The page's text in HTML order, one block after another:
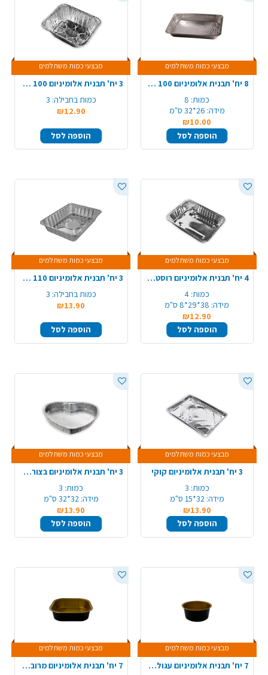
מבצעי כמות משתלמים
8 יח' תבנית אלומיניום 100 קשיח חוץ
כמות: 8
מידה: 26*32 ס"מ
₪10.00
הוספה לסל
מבצעי כמות משתלמים
3 יח' תבנית אלומיניום 100 עמוק חוץ
כמות בחבילה: 3
₪12.90
הוספה לסל
מבצעי כמות משתלמים
4 יח' תבנית אלומיניום רוסטר 105/R31/A4 - עבה
כמות: 4
מידה: 38*29*8 ס"מ
₪12.90
הוספה לסל
מבצעי כמות משתלמים
3 יח' תבנית אלומיניום 110 עמוק חוץ
כמות בחבילה: 3
₪13.90
הוספה לסל
מבצעי כמות משתלמים
3 יח' תבנית אלומיניום קוקי
כמות: 3
מידה: 32*15 ס"מ
₪13.90
הוספה לסל
מבצעי כמות משתלמים
3 יח' תבנית אלומיניום בצורת לב - גדול עמוק
כמות: 3
מידה: 32*32 ס"מ
₪13.90
הוספה לסל
מבצעי כמות משתלמים
7 יח' תבנית אלומיניום עגולה למאפינס - שחור זהב
מבצעי כמות משתלמים
7 יח' תבנית אלומיניום מרובעת - שחור זהב